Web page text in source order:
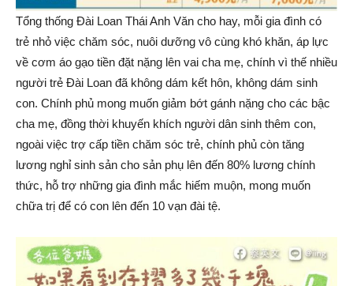
Tổng thống Đài Loan Thái Anh Văn cho hay, mỗi gia đình có
trẻ nhỏ việc chăm sóc, nuôi dưỡng vô cùng khó khăn, áp lực
về cơm áo gạo tiền đặt nặng lên vai cha mẹ, chính vì thế nhiều
người trẻ Đài Loan đã không dám kết hôn, không dám sinh
con. Chính phủ mong muốn giảm bớt gánh nặng cho các bậc
cha mẹ, đồng thời khuyến khích người dân sinh thêm con,
ngoài việc trợ cấp tiền chăm sóc trẻ, chính phủ còn tăng
lương nghỉ sinh sản cho sản phụ lên đến 80% lương chính
thức, hỗ trợ những gia đình mắc hiếm muộn, mong muốn
chữa trị để có con lên đến 10 vạn đài tệ.